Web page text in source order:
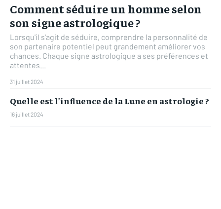
Comment séduire un homme selon
son signe astrologique ?
Lorsqu'il s'agit de séduire, comprendre la personnalité de
son partenaire potentiel peut grandement améliorer vos
chances. Chaque signe astrologique a ses préférences et
attentes...
31 juillet 2024
Quelle est l’influence de la Lune en astrologie ?
16 juillet 2024